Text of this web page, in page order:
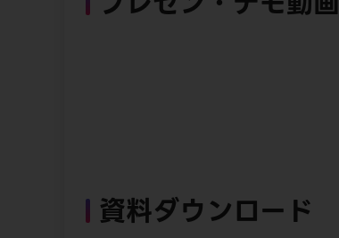
資料ダウンロード